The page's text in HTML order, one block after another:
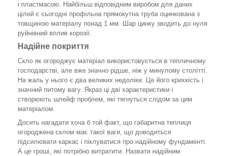
і пластмасою. Найбільш відповідним виробом для даних
цілей є сьогодні профільна прямокутна труба оцинкована з
товщиною матеріалу понад 1 мм. Шар цинку зводить до нуля
руйнівний вплив корозії.
Надійне покриття
Скло як огороджує матеріал використовується в тепличному
господарстві, але вже значно рідше, ніж у минулому столітті.
На жаль у нього є два великих недоліки. Це його крихкість і
значний питому вагу. Якраз ці дві характеристики і
створюють шлейф проблем, які тягнуться слідом за цим
матеріалом.
Досить нагадати хоча б той факт, що габаритна теплиця
огороджена склом має такої ваги, що доводиться
підсилювати каркас і піклуватися про надійному фундаменті.
А це гроші, які потрібно витратити. Назвати надійним